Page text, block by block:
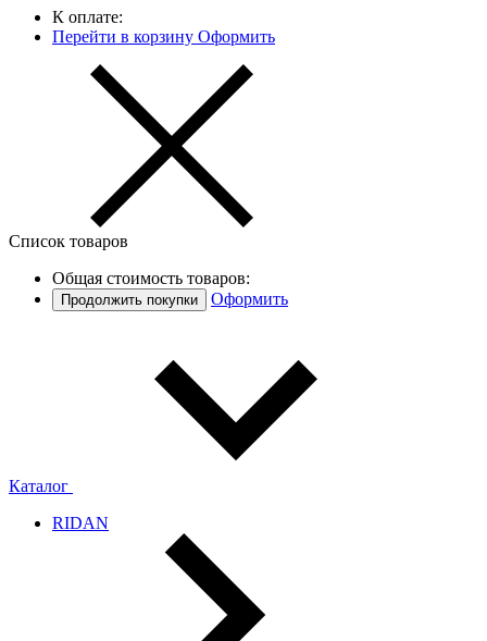
К оплате:
Перейти в корзину Оформить
Список товаров
Общая стоимость товаров:
Продолжить покупки Оформить
Каталог
RIDAN